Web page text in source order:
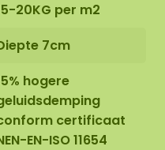
mosovaal:
prima te monteren
hout of gips
20KG per m2
7cm
hogere
certificaat
EN-ISO 11654